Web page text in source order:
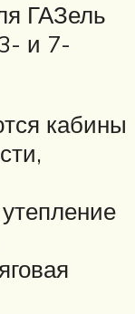
ГАЗель
и 7-
кабины